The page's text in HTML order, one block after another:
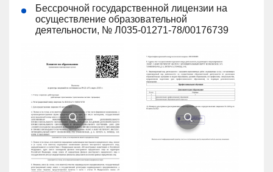
Бессрочной государственной лицензии на
осуществление образовательной
деятельности, № Л035-01271-78/00176739